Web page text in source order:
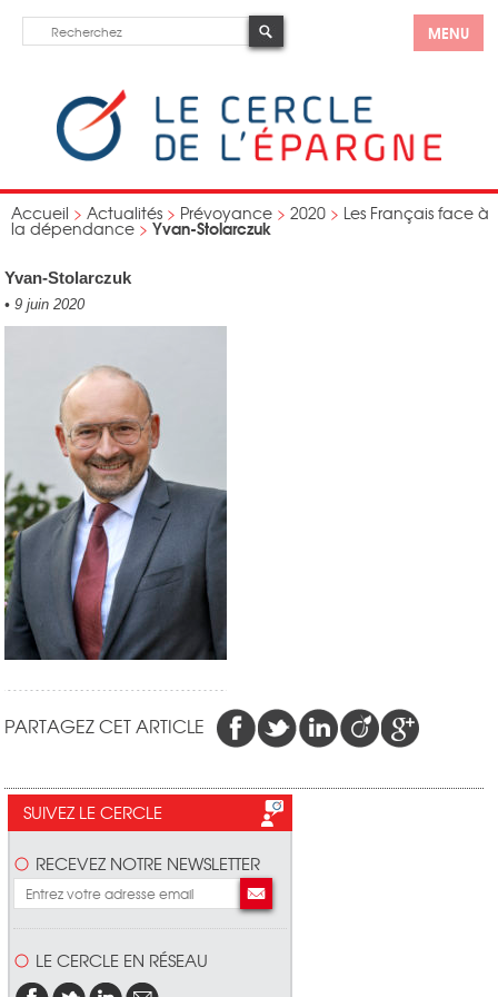
MENU
Accueil > Actualités > Prévoyance > 2020 > Les Français face à
la dépendance > Yvan-Stolarczuk
Yvan-Stolarczuk
• 9 juin 2020
PARTAGEZ CET ARTICLE
SUIVEZ LE CERCLE
RECEVEZ NOTRE NEWSLETTER
LE CERCLE EN RÉSEAU